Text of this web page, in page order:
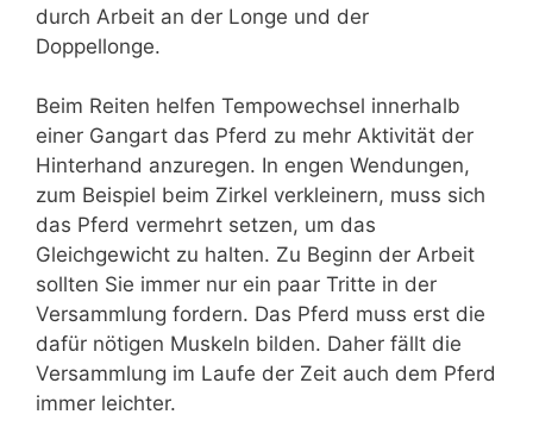
durch Arbeit an der Longe und der
Doppellonge.
Beim Reiten helfen Tempowechsel innerhalb
einer Gangart das Pferd zu mehr Aktivität der
Hinterhand anzuregen. In engen Wendungen,
zum Beispiel beim Zirkel verkleinern, muss sich
das Pferd vermehrt setzen, um das
Gleichgewicht zu halten. Zu Beginn der Arbeit
sollten Sie immer nur ein paar Tritte in der
Versammlung fordern. Das Pferd muss erst die
dafür nötigen Muskeln bilden. Daher fällt die
Versammlung im Laufe der Zeit auch dem Pferd
immer leichter.